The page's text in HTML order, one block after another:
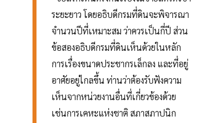
ระยะยาว โดยอธิบดีกรมที่ดินจะพิจารณา
จำนวนปีที่เหมาะสม ว่าควรเป็นกี่ปี ส่วน
ข้อสองอธิบดีกรมที่ดินเห็นด้วยในหลัก
การเรื่องขนาดประชากรเล็กลง และที่อยู่
อาศัยอยู่ไกลขึ้น ท่านว่าต้องรับฟังความ
เห็นจากหน่วยงานอื่นที่เกี่ยวข้องด้วย
เช่นการเคหะแห่งชาติ สภาสภาปนิก